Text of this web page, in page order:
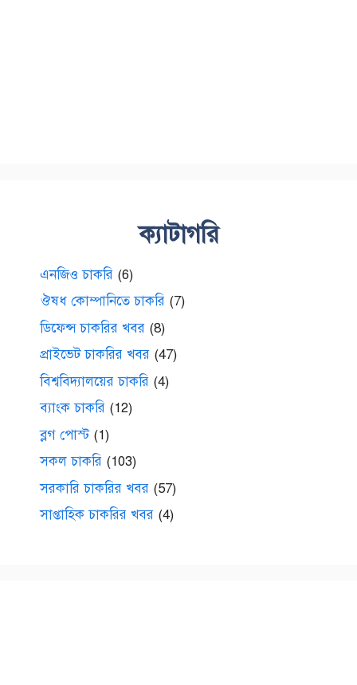
ক্যাটাগরি
এনজিও চাকরি (6)
ঔষধ কোম্পানিতে চাকরি (7)
ডিফেন্স চাকরির খবর (8)
প্রাইভেট চাকরির খবর (47)
বিশ্ববিদ্যালয়ের চাকরি (4)
ব্যাংক চাকরি (12)
ব্লগ পোস্ট(1)
সকল চাকরি (103)
সরকারি চাকরির খবর (57)
সাপ্তাহিক চাকরির খবর (4)